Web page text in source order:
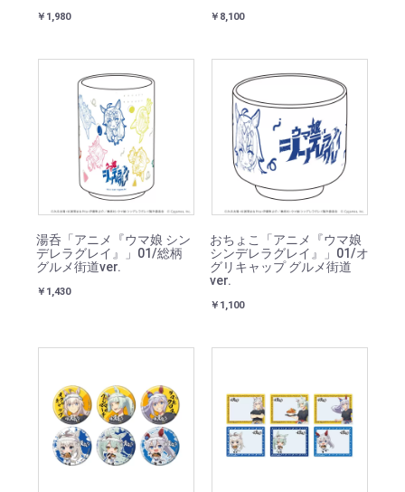
￥1,980 ￥8,100
湯呑「アニメ『ウマ娘 シン
デレラグレイ』」01/総柄
グルメ街道ver.
￥1,430
おちょこ「アニメ『ウマ娘
シンデレラグレイ』」01/オ
グリキャップ グルメ街道
ver.
￥1,100